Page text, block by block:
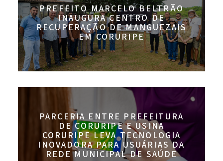
PREFEITO MARCELO BELTRÃO
INAUGURA CENTRO DE
RECUPERAÇÃO DE MANGUEZAIS
EM CORURIPE
PARCERIA ENTRE PREFEITURA
DE CORURIPE E USINA
CORURIPE LEVA TECNOLOGIA
INOVADORA PARA USUÁRIAS DA
REDE MUNICIPAL DE SAÚDE